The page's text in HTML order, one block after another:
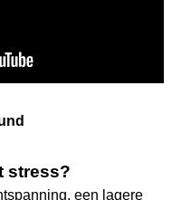
stress?
een lagere